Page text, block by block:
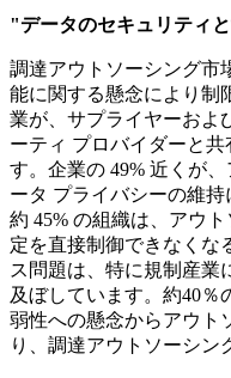
"データのセキュリティ
調達アウトソーシング市
能に関する懸念により制
業が、サプライヤーおよ
ーティ プロバイダーと
す。企業の 49% 近くが
ータ プライバシーの維持
約 45% の組織は、アウ
定を直接制御できなくな
ス問題は、特に規制産業
及ぼしています。約40
弱性への懸念からアウト
り、調達アウトソーシン